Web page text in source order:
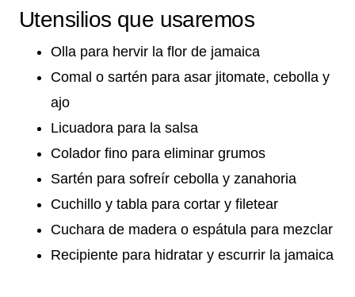
Utensilios que usaremos
Olla para hervir la flor de jamaica
Comal o sartén para asar jitomate, cebolla y
ajo
Licuadora para la salsa
Colador fino para eliminar grumos
Sartén para sofreír cebolla y zanahoria
Cuchillo y tabla para cortar y filetear
Cuchara de madera o espátula para mezclar
Recipiente para hidratar y escurrir la jamaica